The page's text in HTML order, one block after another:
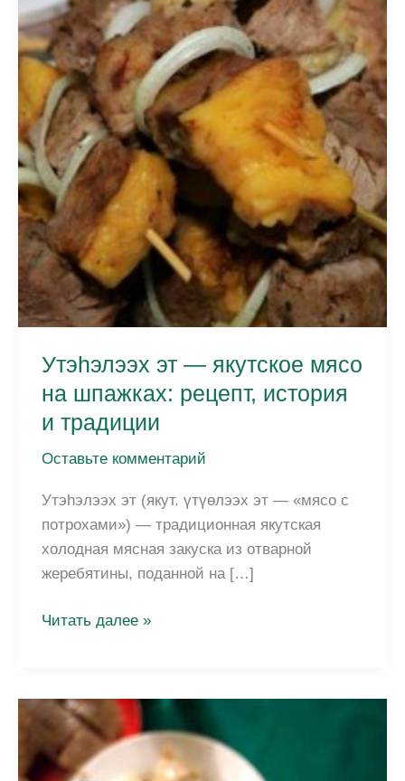
Утэhэлээх эт — якутское мясо
на шпажках: рецепт, история
и традиции
Оставьте комментарий
Утэhэлээх эт (якут. үтүөлээх эт — «мясо с
потрохами») — традиционная якутская
холодная мясная закуска из отварной
жеребятины, поданной на […]
Утэhэлээх
мясо
на
шпажках:
Читать далее »